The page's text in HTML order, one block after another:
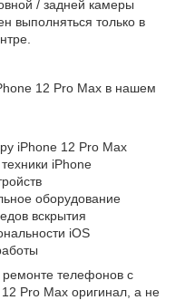
/ задней камеры
выполняться только в
12 Pro Max в нашем
iPhone 12 Pro Max
iPhone
оборудование
вскрытия
iOS
телефонов с
Pro Max оригинал, а не